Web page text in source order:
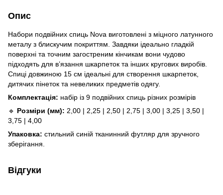
Опис
Набори подвійних спиць Nova виготовлені з міцного латунного
металу з блискучим покриттям. Завдяки ідеально гладкій
поверхні та точним загостреним кінчикам вони чудово
підходять для в’язання шкарпеток та інших кругових виробів.
Спиці довжиною 15 см ідеальні для створення шкарпеток,
дитячих пінеток та невеликих предметів одягу.
Комплектація: набір із 9 подвійних спиць різних розмірів
🔹 Розміри (мм): 2,00 | 2,25 | 2,50 | 2,75 | 3,00 | 3,25 | 3,50 |
3,75 | 4,00
Упаковка: стильний синій тканинний футляр для зручного
зберігання.
Відгуки